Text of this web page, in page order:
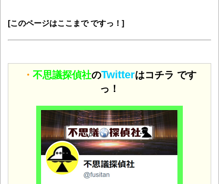
[このページはここまで ですっ！]
・ 不思議探偵社のTwitterはコチラ です
っ！